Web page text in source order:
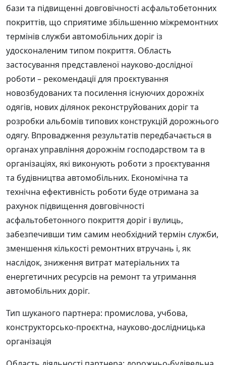
бази та підвищенні довговічності асфальтобетонних
покриттів, що сприятиме збільшенню міжремонтних
термінів служби автомобільних доріг із
удосконаленим типом покриття. Область
застосування представленої науково-дослідної
роботи – рекомендації для проєктування
новозбудованих та посилення існуючих дорожніх
одягів, нових ділянок реконструйованих доріг та
розробки альбомів типових конструкцій дорожнього
одягу. Впровадження результатів передбачається в
органах управління дорожнім господарством та в
організаціях, які виконують роботи з проєктування
та будівництва автомобільних. Економічна та
технічна ефективність роботи буде отримана за
рахунок підвищення довговічності
асфальтобетонного покриття доріг і вулиць,
забезпечивши тим самим необхідний термін служби,
зменшення кількості ремонтних втручань і, як
наслідок, зниження витрат матеріальних та
енергетичних ресурсів на ремонт та утримання
автомобільних доріг.
Тип шуканого партнера: промислова, учбова,
конструкторсько-проєктна, науково-дослідницька
організація